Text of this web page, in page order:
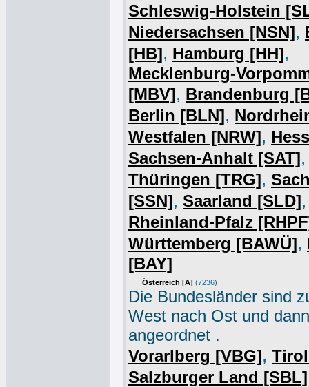
Schleswig-Holstein
Niedersachsen [NSN],
[HB], Hamburg [HH],
Mecklenburg-
[MBV], Brandenburg
Berlin [BLN],
Westfalen [NRW],
Sachsen-Anhalt [SAT],
Thüringen [TRG],
[SSN], Saarland [SLD],
Rheinland-Pfalz
Württemberg [BAWÜ],
[BAY]
Österreich [A] (7236)
Die Bundesländer sind
West nach Ost und
angeordnet .
Vorarlberg [VBG],
Salzburger Land [SBL]